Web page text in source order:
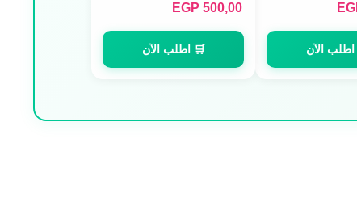
الآن
500,00
EGP
🛒 اطلب الآن